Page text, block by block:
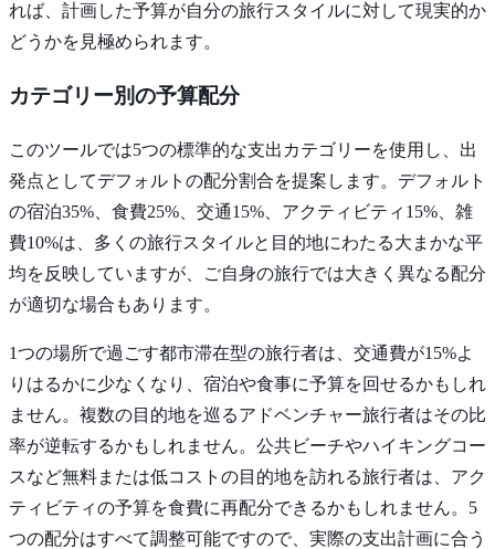
れば、計画した予算が自分の旅行スタイルに対して現実的か
どうかを見極められます。
カテゴリー別の予算配分
このツールでは5つの標準的な支出カテゴリーを使用し、出
発点としてデフォルトの配分割合を提案します。デフォルト
の宿泊35%、食費25%、交通15%、アクティビティ15%、雑
費10%は、多くの旅行スタイルと目的地にわたる大まかな平
均を反映していますが、ご自身の旅行では大きく異なる配分
が適切な場合もあります。
1つの場所で過ごす都市滞在型の旅行者は、交通費が15%よ
りはるかに少なくなり、宿泊や食事に予算を回せるかもしれ
ません。複数の目的地を巡るアドベンチャー旅行者はその比
率が逆転するかもしれません。公共ビーチやハイキングコー
スなど無料または低コストの目的地を訪れる旅行者は、アク
ティビティの予算を食費に再配分できるかもしれません。5
つの配分はすべて調整可能ですので、実際の支出計画に合う